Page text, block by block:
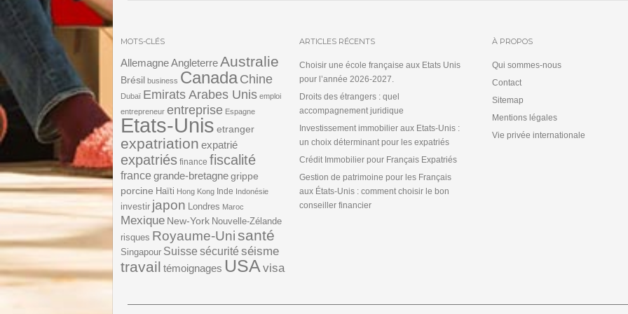
MOTS-CLÉS
AllemagneAngleterreAustralie
Brésil business CanadaChine
Dubaï Emirats Arabes Unis emploi
entrepreneur entreprise Espagne
Etats-Unis etranger
expatriation expatrié
expatriés finance fiscalité
france grande-bretagnegrippe
porcine Haïti Hong Kong Inde Indonésie
investir japon Londres Maroc
Mexique New-York Nouvelle-Zélande
risques Royaume-Unisanté
Singapour Suisse sécurité séisme
travail témoignages USA visa
ARTICLES RÉCENTS
Choisir une école française aux Etats Unis
pour l’année 2026-2027.
Droits des étrangers : quel
accompagnement juridique
Investissement immobilier aux Etats-Unis :
un choix déterminant pour les expatriés
Crédit Immobilier pour Français Expatriés
Gestion de patrimoine pour les Français
aux États-Unis : comment choisir le bon
conseiller financier
À PROPOS
Qui sommes-nous
Contact
Sitemap
Mentions légales
Vie privée internationale